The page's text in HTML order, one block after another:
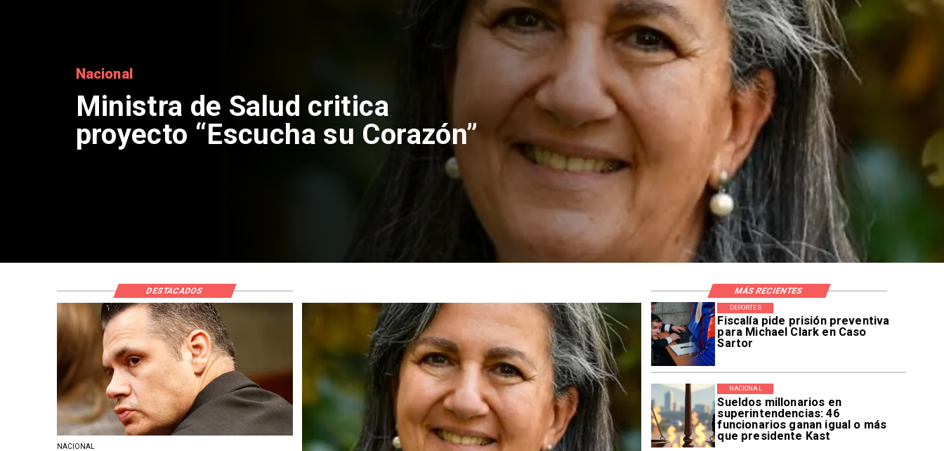
Nacional
Ministra de Salud critica
proyecto “Escucha su Corazón”
Fiscalía pide prisión preventiva
para Michael Clark en Caso
Sartor
DEPORTES
Sueldos millonarios en
superintendencias: 46
funcionarios ganan igual o más
que presidente Kast
NACIONAL
NACIONAL
DESTACADOS MÁS RECIENTES